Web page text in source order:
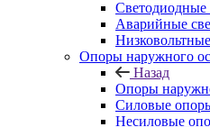
Аварийные
Опоры наружного
Назад
Опоры
Силовые
Несиловые